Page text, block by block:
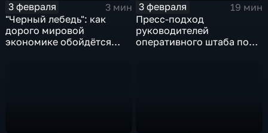
3 февраля
3 мин
"Черный лебедь": как
дорого мировой
экономике обойдётся
3 февраля
19 мин
Пресс-подход
руководителей
оперативного штаба по